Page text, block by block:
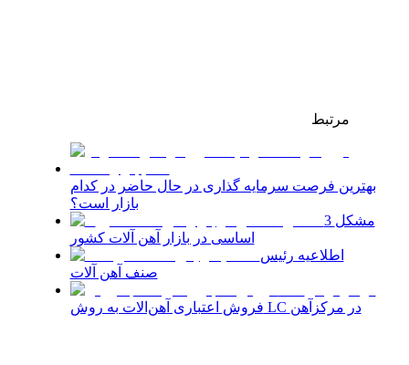
مرتبط
بهترین فرصت سرمایه گذاری در حال حاضر در کدام
بازار است؟
3 مشکل
اساسی در بازار آهن آلات کشور
اطلاعیه رئیس
صنف آهن آلات
فروش اعتباری آهن‌الات به روش LC در مرکزآهن